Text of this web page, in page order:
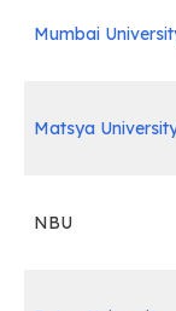
Mumbai
Matsya
NBU